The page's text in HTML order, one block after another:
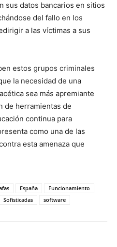
sus datos bancarios en sitios
del fallo en los
a las víctimas a sus
estos grupos criminales
la necesidad de una
sea más apremiante
de herramientas de
continua para
como una de las
esta amenaza que
España
Funcionamiento
Sofisticadas software